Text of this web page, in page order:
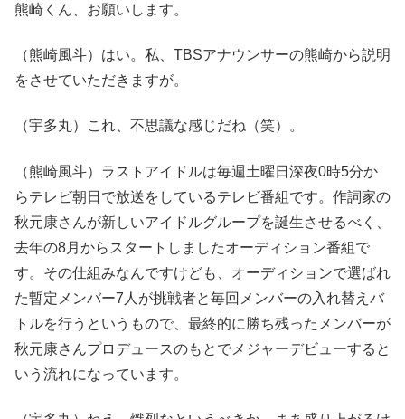
熊崎くん、お願いします。
（熊崎風斗）はい。私、TBSアナウンサーの熊崎から説明
をさせていただきますが。
（宇多丸）これ、不思議な感じだね（笑）。
（熊崎風斗）ラストアイドルは毎週土曜日深夜0時5分か
らテレビ朝日で放送をしているテレビ番組です。作詞家の
秋元康さんが新しいアイドルグループを誕生させるべく、
去年の8月からスタートしましたオーディション番組で
す。その仕組みなんですけども、オーディションで選ばれ
た暫定メンバー7人が挑戦者と毎回メンバーの入れ替えバ
トルを行うというもので、最終的に勝ち残ったメンバーが
秋元康さんプロデュースのもとでメジャーデビューすると
いう流れになっています。